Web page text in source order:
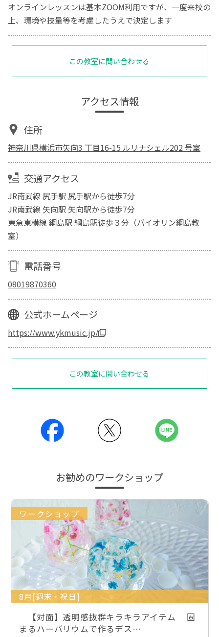
オンラインレッスンは基本ZOOM利用ですが、一度来校の
上、環境や技量等を考慮したうえで決定します
この教室に問い合わせる
アクセス情報
住所
神奈川県横浜市矢向3 丁目16-15 ルリナシェル202 号室
交通アクセス
JR南武線 尻手駅 尻手駅から徒歩7分
JR南武線 矢向駅 矢向駅から徒歩7分
東急東横線 綱島駅 綱島駅徒歩３分（バイオリン綱島教
室）
電話番号
08019870360
公式ホームページ
https://www.ykmusic.jp/
この教室に問い合わせる
お勧めのワークショップ
ワークショップ
8月[週末・祝日]
【対面】透明感抜群キラキラアイテム 固
まるハーバリウムで作るデス…